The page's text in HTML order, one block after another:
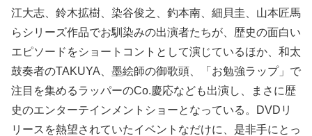
江大志、鈴木拡樹、染谷俊之、釣本南、細貝圭、山本匠馬
らシリーズ作品でお馴染みの出演者たちが、歴史の面白い
エピソードをショートコントとして演じているほか、和太
鼓奏者のTAKUYA、墨絵師の御歌頭、「お勉強ラップ」で
注目を集めるラッパーのCo.慶応なども出演し、まさに歴
史のエンターテインメントショーとなっている。DVDリ
リースを熱望されていたイベントなだけに、是非手にとっ